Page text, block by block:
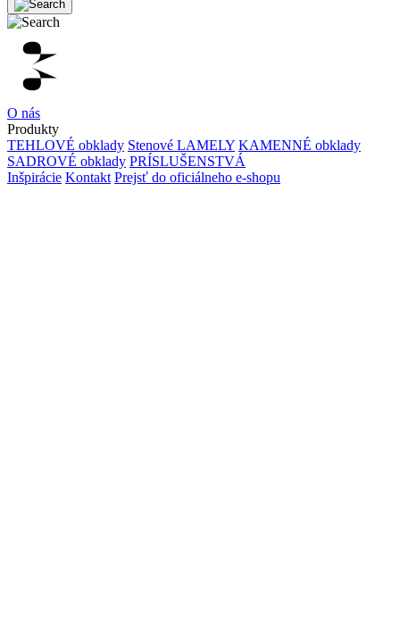
O nás
Produkty
TEHLOVÉ obklady Stenové LAMELY KAMENNÉ obklady
SADROVÉ obklady PRÍSLUŠENSTVÁ
Inšpirácie Kontakt Prejsť do oficiálneho e-shopu